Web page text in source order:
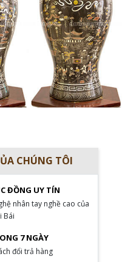
CHÚNG TÔI
ĐỒNG UY TÍN
nhân tay nghề cao của
Bái
7 NGÀY
đổi trả hàng